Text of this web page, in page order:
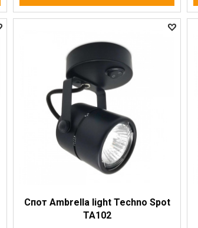
Спот Ambrella light Techno Spot
TA102